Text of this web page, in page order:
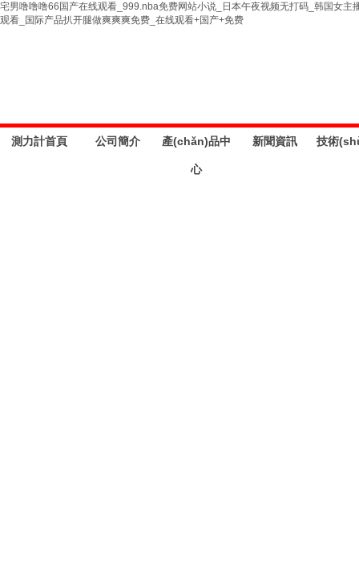
宅男噜噜噜66国产在线观看_999.nba免费网站小说_日本午夜视频无打码_韩国女
观看_国际产品扒开腿做爽爽爽免费_在线观看+国产+免费
測力計首頁 公司簡介 產(chǎn)品中
心
新聞資訊 技術